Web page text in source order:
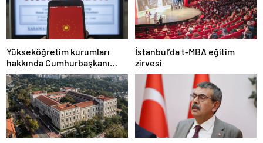
Yükseköğretim kurumları
hakkında Cumhurbaşkanı
kararı Resmi Gazete’de
İstanbul’da t-MBA eğitim
zirvesi